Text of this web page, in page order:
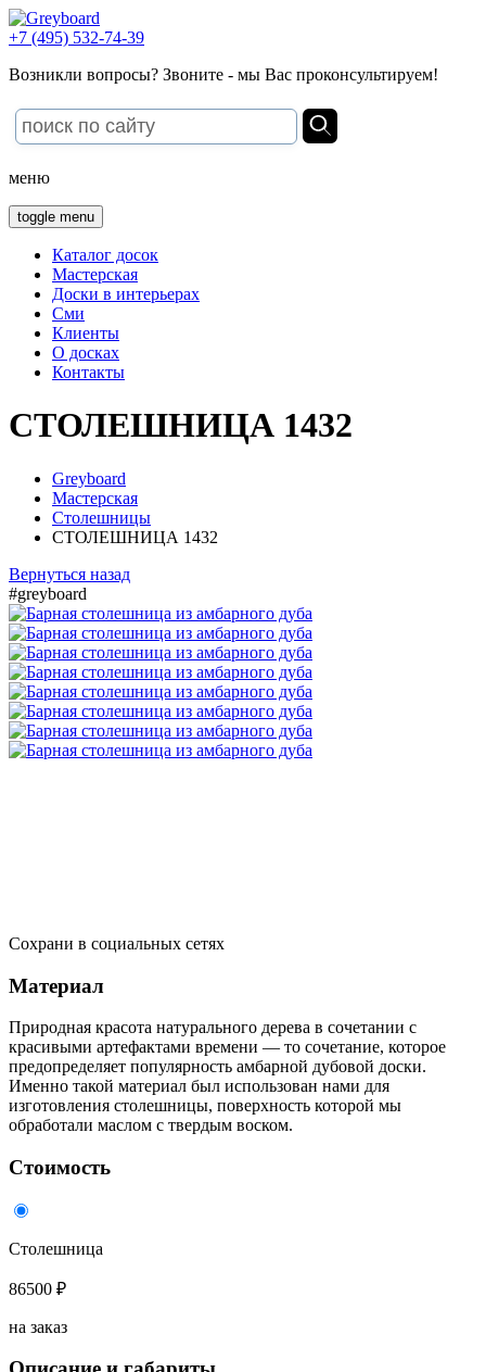
+7 (495) 532-74-39
Возникли вопросы? Звоните - мы Вас проконсультируем!
меню
toggle menu
Каталог досок
Мастерская
Доски в интерьерах
Сми
Клиенты
О досках
Контакты
СТОЛЕШНИЦА 1432
Greyboard
Мастерская
Столешницы
СТОЛЕШНИЦА 1432
Вернуться назад
#greyboard
Сохрани в социальных сетях
Материал
Природная красота натурального дерева в сочетании с
красивыми артефактами времени — то сочетание, которое
предопределяет популярность амбарной дубовой доски.
Именно такой материал был использован нами для
изготовления столешницы, поверхность которой мы
обработали маслом с твердым воском.
Стоимость
Столешница
86500 ₽
на заказ